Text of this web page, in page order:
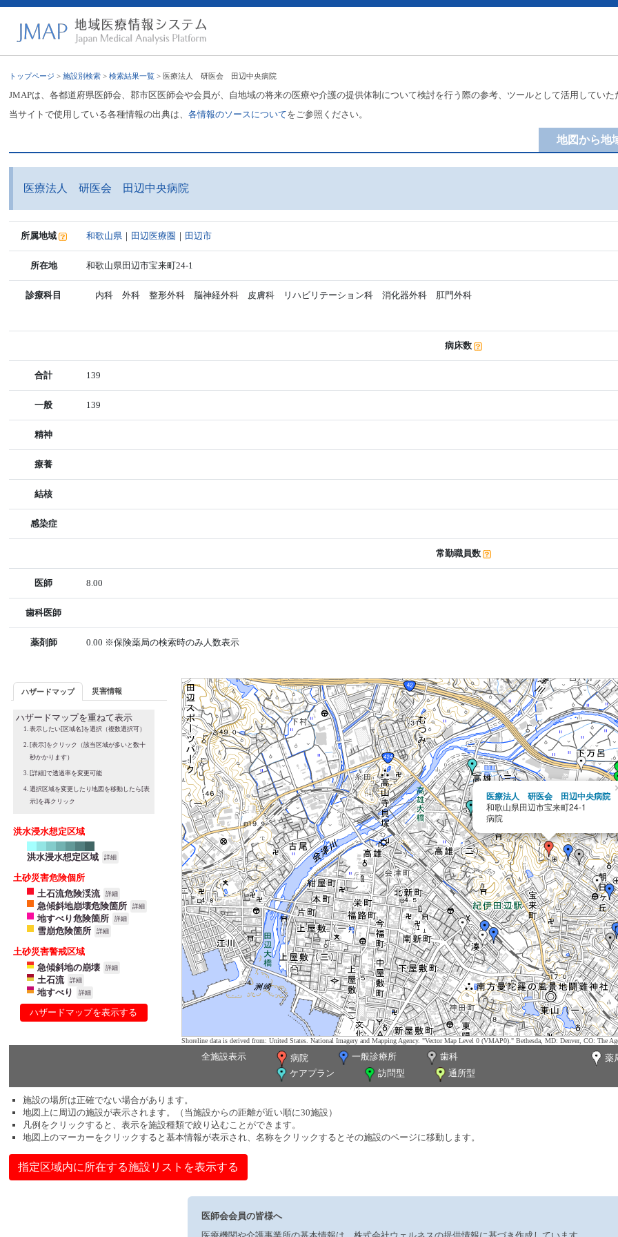
トップページ >施設別検索 >検索結果一覧 > 医療法人 研医会 田辺中央病院
JMAPは、各都道府県医師会、郡市区医師会や会員が、自地域の将来の医療や介護の提供体制について検討を行う際の参考、ツールとして活用してい
当サイトで使用している各種情報の出典は、各情報のソースについてをご参照ください。
地図から地
医療法人 研医会 田辺中央病院
所属地域 和歌山県 ｜ 田辺医療圏 ｜ 田辺市
所在地 和歌山県田辺市宝来町24-1
診療科目 内科 外科 整形外科 脳神経外科 皮膚科 リハビリテーション科 消化器外科 肛門外科
病床数
合計 139
一般 139
精神
療養
結核
感染症
常勤職員数
医師 8.00
歯科医師
薬剤師 0.00 ※保険薬局の検索時のみ人数表示
ハザードマップ 災害情報
ハザードマップを重ねて表示
表示したい[区域名]を選択（複数選択可）
[表示]をクリック（該当区域が多いと数十
秒かかります）
[詳細]で透過率を変更可能
選択区域を変更したり地図を移動したら[表
示]を再クリック
洪水浸水想定区域
洪水浸水想定区域 詳細
土砂災害危険個所
土石流危険渓流
詳細
急傾斜地崩壊危険箇所 詳細
地すべり危険箇所 詳細
雪崩危険箇所 詳細
土砂災害警戒区域
急傾斜地の崩壊
詳細
土石流 詳細
地すべり 詳細
ハザードマップを表示する
医療法人 研医会 田辺中央病院
和歌山県田辺市宝来町24-1
病院
Shoreline data is derived from: United States. National Imagery and Mapping Agency. "Vector Map Level 0 (VMAP0)." Bethesda, MD: Denver, CO: The
全施設表示 病院 一般診療所 歯科
薬
ケアプラン
訪問型 通所型
施設の場所は正確でない場合があります。
地図上に周辺の施設が表示されます。（当施設からの距離が近い順に30施設）
凡例をクリックすると、表示を施設種類で絞り込むことができます。
地図上のマーカーをクリックすると基本情報が表示され、名称をクリックするとその施設のページに移動します。
指定区域内に所在する施設リストを表示する
医師会会員の皆様へ